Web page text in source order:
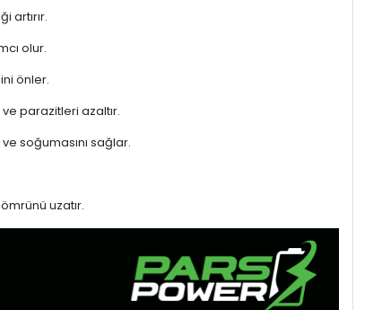
artırır.
olur.
önler.
parazitleri azaltır.
soğumasını sağlar.
uzatır.